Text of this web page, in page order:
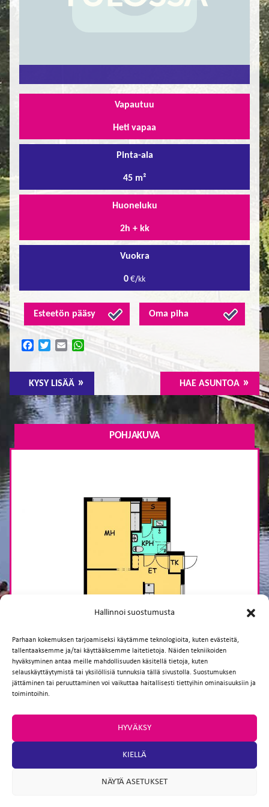
Hallinnoi suostumusta
Parhaan kokemuksen tarjoamiseksi käytämme teknologioita, kuten evästeitä,
tallentaaksemme ja/tai käyttääksemme laitetietoja. Näiden tekniikoiden
hyväksyminen antaa meille mahdollisuuden käsitellä tietoja, kuten
selauskäyttäytymistä tai yksilöllisiä tunnuksia tällä sivustolla. Suostumuksen
jättäminen tai peruuttaminen voi vaikuttaa haitallisesti tiettyihin ominaisuuksiin ja
toimintoihin.
HYVÄKSY
KIELLÄ
NÄYTÄ ASETUKSET
Vapautuu
Heti vapaa
Pinta-ala
45 m²
Huoneluku
2h + kk
Vuokra
0 €/kk
Esteetön pääsy Oma piha
KYSY LISÄÄ HAE ASUNTOA
FacebookTwitterEmail
POHJAKUVA